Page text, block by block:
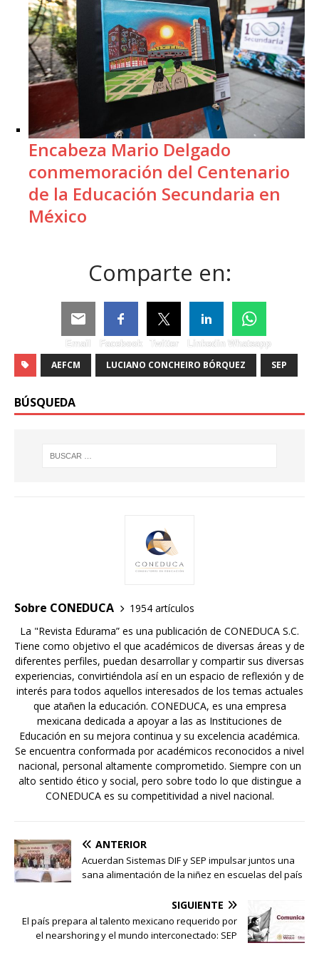
Encabeza Mario Delgado
conmemoración del Centenario
de la Educación Secundaria en
México
Comparte en:
Email Facebook Twitter Linkedin Whatsapp
AEFCM LUCIANO CONCHEIRO BÓRQUEZ SEP
BÚSQUEDA
Sobre CONEDUCA
1954 artículos
La "Revista Edurama” es una publicación de CONEDUCA S.C.
Tiene como objetivo el que académicos de diversas áreas y de
diferentes perfiles, puedan desarrollar y compartir sus diversas
experiencias, convirtiéndola así en un espacio de reflexión y de
interés para todos aquellos interesados de los temas actuales
que atañen la educación. CONEDUCA, es una empresa
mexicana dedicada a apoyar a las as Instituciones de
Educación en su mejora continua y su excelencia académica.
Se encuentra conformada por académicos reconocidos a nivel
nacional, personal altamente comprometido. Siempre con un
alto sentido ético y social, pero sobre todo lo que distingue a
CONEDUCA es su competitividad a nivel nacional.
ANTERIOR
Acuerdan Sistemas DIF y SEP impulsar juntos una
sana alimentación de la niñez en escuelas del país
SIGUIENTE
El país prepara al talento mexicano requerido por
el nearshoring y el mundo interconectado: SEP